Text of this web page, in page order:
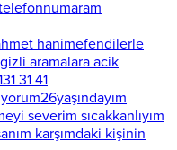
hanimefendilerle
aramalara acik
31 41
severim sıcakkanlıyım
karşımdaki kişinin